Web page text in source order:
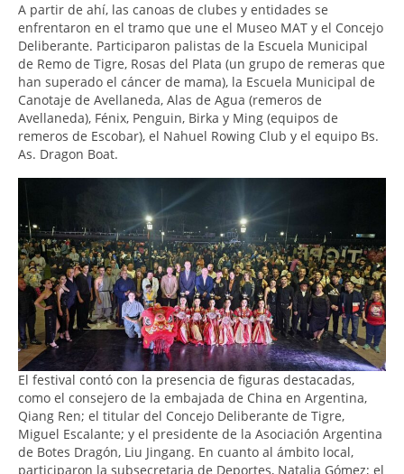
A partir de ahí, las canoas de clubes y entidades se
enfrentaron en el tramo que une el Museo MAT y el Concejo
Deliberante. Participaron palistas de la Escuela Municipal
de Remo de Tigre, Rosas del Plata (un grupo de remeras que
han superado el cáncer de mama), la Escuela Municipal de
Canotaje de Avellaneda, Alas de Agua (remeros de
Avellaneda), Fénix, Penguin, Birka y Ming (equipos de
remeros de Escobar), el Nahuel Rowing Club y el equipo Bs.
As. Dragon Boat.
El festival contó con la presencia de figuras destacadas,
como el consejero de la embajada de China en Argentina,
Qiang Ren; el titular del Concejo Deliberante de Tigre,
Miguel Escalante; y el presidente de la Asociación Argentina
de Botes Dragón, Liu Jingang. En cuanto al ámbito local,
participaron la subsecretaria de Deportes, Natalia Gómez; el